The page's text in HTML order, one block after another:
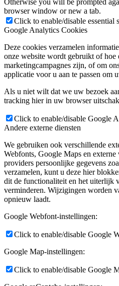
browser window or new a tab.
Click to enable/disable essential
Google Analytics Cookies
Deze cookies verzamelen
onze website wordt gebruikt of hoe
marketingcampagnes zijn, of om
applicatie voor u aan te passen om
Als u niet wilt dat we uw bezoek
tracking hier in uw browser
Click to enable/disable Google
Andere externe diensten
We gebruiken ook verschillende
Webfonts, Google Maps en
providers persoonlijke gegevens
verzamelen, kunt u deze hier
dit de functionaliteit en het uiterlijk
verminderen. Wijzigingen worden
opnieuw laadt.
Google Webfont-instellingen:
Click to enable/disable Google
Google Map-instellingen:
Click to enable/disable Google